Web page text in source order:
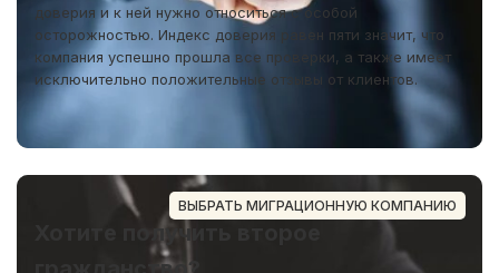
доверия и к ней нужно относиться с особой
осторожностью. Индекс доверия равен пяти значит, что
компания успешно прошла все проверки, а также имеет
исключительно положительные отзывы от клиентов.
Хотите получить второе
ВЫБРАТЬ МИГРАЦИОННУЮ КОМПАНИЮ